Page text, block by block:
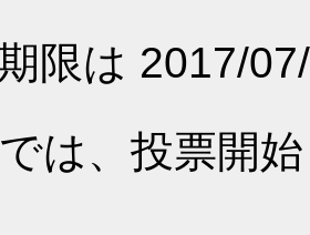
限は 2017/
は、投票開